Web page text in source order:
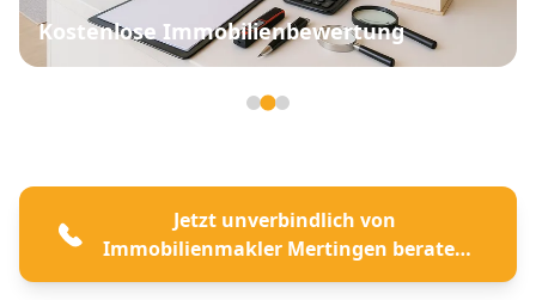
Kostenlose Immobilienbewertung
Jetzt unverbindlich von
Immobilienmakler Mertingen beraten
lassen